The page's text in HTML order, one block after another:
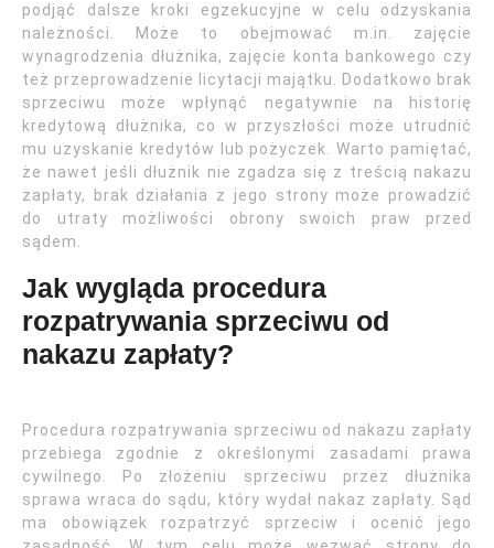
podjąć dalsze kroki egzekucyjne w celu odzyskania
należności. Może to obejmować m.in. zajęcie
wynagrodzenia dłużnika, zajęcie konta bankowego czy
też przeprowadzenie licytacji majątku. Dodatkowo brak
sprzeciwu może wpłynąć negatywnie na historię
kredytową dłużnika, co w przyszłości może utrudnić
mu uzyskanie kredytów lub pożyczek. Warto pamiętać,
że nawet jeśli dłużnik nie zgadza się z treścią nakazu
zapłaty, brak działania z jego strony może prowadzić
do utraty możliwości obrony swoich praw przed
sądem.
Jak wygląda procedura
rozpatrywania sprzeciwu od
nakazu zapłaty?
Procedura rozpatrywania sprzeciwu od nakazu zapłaty
przebiega zgodnie z określonymi zasadami prawa
cywilnego. Po złożeniu sprzeciwu przez dłużnika
sprawa wraca do sądu, który wydał nakaz zapłaty. Sąd
ma obowiązek rozpatrzyć sprzeciw i ocenić jego